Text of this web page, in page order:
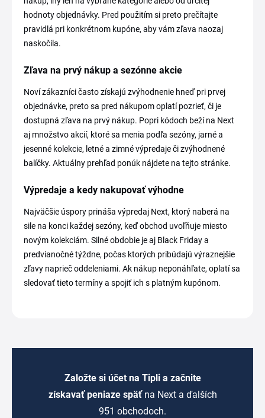
hodnoty objednávky. Pred použitím si preto prečítajte
pravidlá pri konkrétnom kupóne, aby vám zľava naozaj
naskočila.
Zľava na prvý nákup a sezónne akcie
Noví zákazníci často získajú zvýhodnenie hneď pri prvej
objednávke, preto sa pred nákupom oplatí pozrieť, či je
dostupná zľava na prvý nákup. Popri kódoch beží na Next
aj množstvo akcií, ktoré sa menia podľa sezóny, jarné a
jesenné kolekcie, letné a zimné výpredaje či zvýhodnené
balíčky. Aktuálny prehľad ponúk nájdete na tejto stránke.
Výpredaje a kedy nakupovať výhodne
Najväčšie úspory prináša výpredaj Next, ktorý naberá na
sile na konci každej sezóny, keď obchod uvoľňuje miesto
novým kolekciám. Silné obdobie je aj Black Friday a
predvianočné týždne, počas ktorých pribúdajú výraznejšie
zľavy naprieč oddeleniami. Ak nákup neponáhľate, oplatí sa
sledovať tieto termíny a spojiť ich s platným kupónom.
Založte si účet na Tipli a začnite
získavať peniaze späť na Next a ďalších
951 obchodoch.